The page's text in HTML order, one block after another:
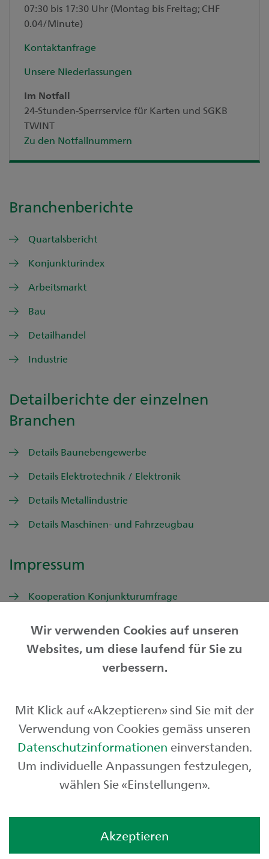
07:30 bis 17:30 Uhr (Montag bis Freitag; CHF
0.04/Minute)
Kontaktanfrage
Unsere Niederlassungen
Im Notfall
24-Stunden-Sperrservice für Karten und SGKB
TWINT
Zu den Notfallnummern
Branchenberichte
Quartalsbericht
Konjunkturindex
Arbeitsmarkt
Bau
Detailhandel
Industrie
Detailberichte der einzelnen
Branchen
Details Baunebengewerbe
Details Elektrotechnik / Elektronik
Details Metallindustrie
Details Maschinen- und Fahrzeugbau
Impressum
Kooperation Konjunkturumfrage
Privatkunden
Börse und Märkte
Über uns
Wir verwenden Cookies auf unseren
Websites, um diese laufend für Sie zu
verbessern.
Mit Klick auf «Akzeptieren» sind Sie mit der
Verwendung von Cookies gemäss unseren
Datenschutzinformationen einverstanden.
Um individuelle Anpassungen festzulegen,
wählen Sie «Einstellungen».
Akzeptieren